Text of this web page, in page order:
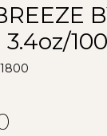
3.4oz/